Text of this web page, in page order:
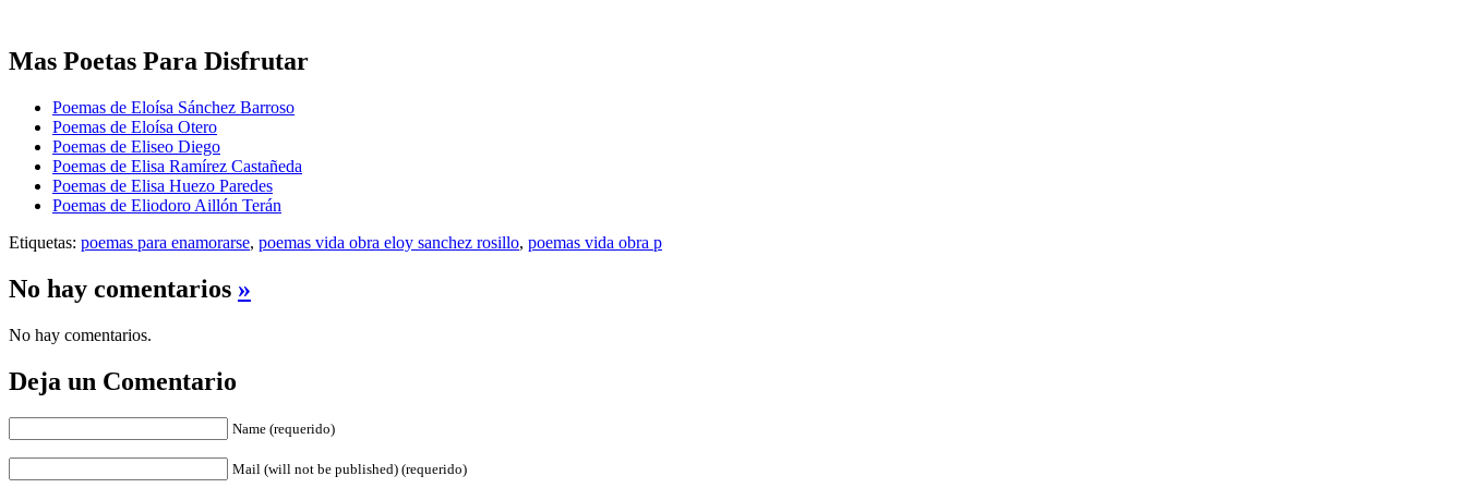
Mas Poetas Para Disfrutar
Poemas de Eloísa Sánchez Barroso
Poemas de Eloísa Otero
Poemas de Eliseo Diego
Poemas de Elisa Ramírez Castañeda
Poemas de Elisa Huezo Paredes
Poemas de Eliodoro Aillón Terán
Etiquetas: poemas para enamorarse, poemas vida obra eloy sanchez rosillo, poemas vida obra p
No hay comentarios »
No hay comentarios.
Deja un Comentario
Name (requerido)
Mail (will not be published) (requerido)